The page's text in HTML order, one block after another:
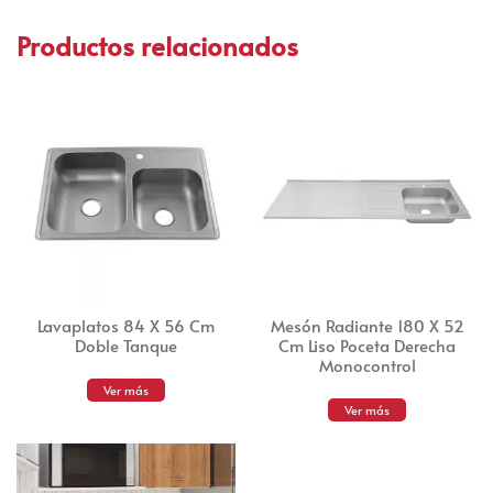
Productos relacionados
Lavaplatos 84 X 56 Cm
Doble Tanque
Ver más
Mesón Radiante 180 X 52
Cm Liso Poceta Derecha
Monocontrol
Ver más